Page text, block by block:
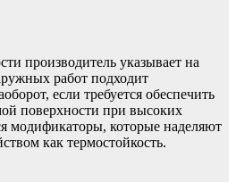
производитель указывает на
работ подходит
если требуется обеспечить
поверхности при высоких
модификаторы, которые наделяют
как термостойкость.